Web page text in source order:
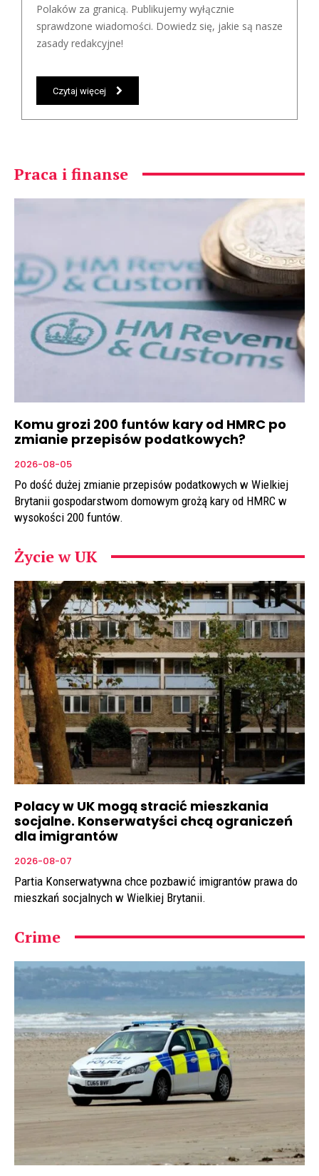
Polaków za granicą. Publikujemy wyłącznie
sprawdzone wiadomości. Dowiedz się, jakie są nasze
zasady redakcyjne!
Czytaj więcej
Praca i finanse
Komu grozi 200 funtów kary od HMRC po
zmianie przepisów podatkowych?
2026-08-05
Po dość dużej zmianie przepisów podatkowych w Wielkiej
Brytanii gospodarstwom domowym grożą kary od HMRC w
wysokości 200 funtów.
Życie w UK
Polacy w UK mogą stracić mieszkania
socjalne. Konserwatyści chcą ograniczeń
dla imigrantów
2026-08-07
Partia Konserwatywna chce pozbawić imigrantów prawa do
mieszkań socjalnych w Wielkiej Brytanii.
Crime